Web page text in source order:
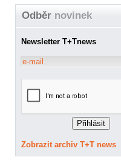
Odběr novinek
Newsletter T+Tnews
Zobrazit archiv T+T news